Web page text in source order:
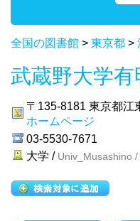
全国の図書館 > 東京都 >
武蔵野大学有
〒135-8181 東京都江
ホームページ
03-5530-7671
大学 / Univ_Musashino /